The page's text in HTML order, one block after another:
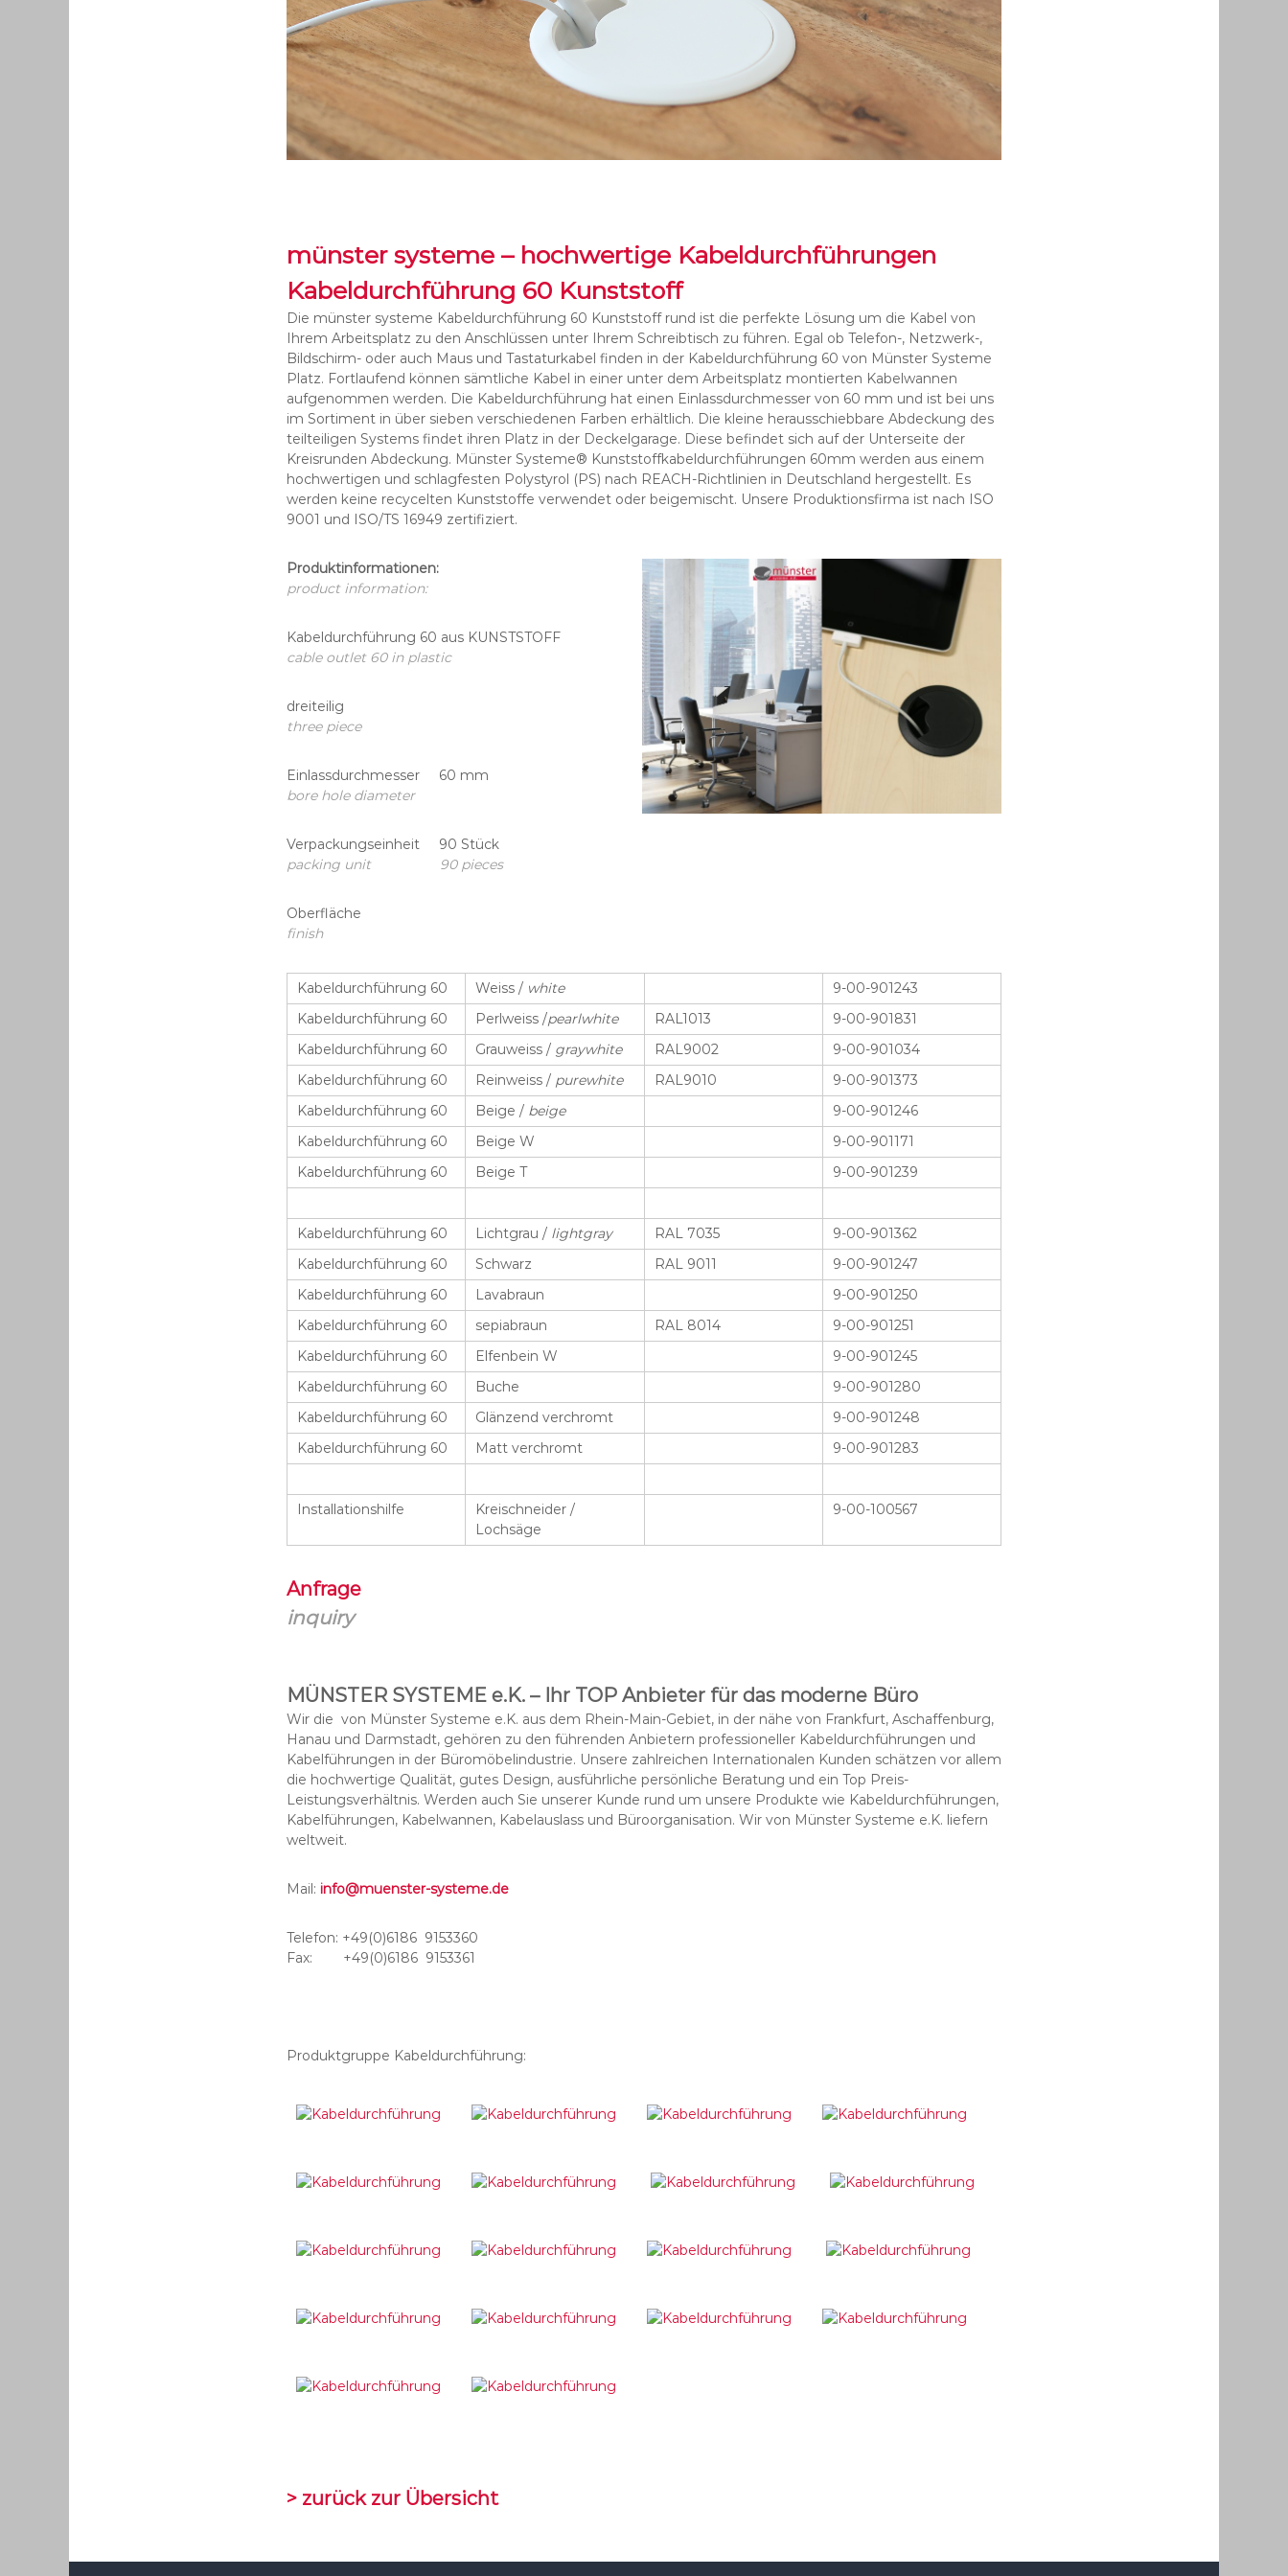
münster systeme – hochwertige Kabeldurchführungen
Kabeldurchführung 60 Kunststoff
Die münster systeme Kabeldurchführung 60 Kunststoff rund ist die perfekte Lösung um die Kabel von
Ihrem Arbeitsplatz zu den Anschlüssen unter Ihrem Schreibtisch zu führen. Egal ob Telefon-, Netzwerk-,
Bildschirm- oder auch Maus und Tastaturkabel finden in der Kabeldurchführung 60 von Münster Systeme
Platz. Fortlaufend können sämtliche Kabel in einer unter dem Arbeitsplatz montierten Kabelwannen
aufgenommen werden. Die Kabeldurchführung hat einen Einlassdurchmesser von 60 mm und ist bei uns
im Sortiment in über sieben verschiedenen Farben erhältlich. Die kleine herausschiebbare Abdeckung des
teilteiligen Systems findet ihren Platz in der Deckelgarage. Diese befindet sich auf der Unterseite der
Kreisrunden Abdeckung. Münster Systeme® Kunststoffkabeldurchführungen 60mm werden aus einem
hochwertigen und schlagfesten Polystyrol (PS) nach REACH-Richtlinien in Deutschland hergestellt. Es
werden keine recycelten Kunststoffe verwendet oder beigemischt. Unsere Produktionsfirma ist nach ISO
9001 und ISO/TS 16949 zertifiziert.
Produktinformationen:
product information:
Kabeldurchführung 60 aus KUNSTSTOFF
cable outlet 60 in plastic
dreiteilig
three piece
Einlassdurchmesser 60 mm
bore hole diameter
Verpackungseinheit 90 Stück
packing unit 90 pieces
Oberfläche
finish
Kabeldurchführung 60 Weiss / white
9-00-901243
Kabeldurchführung 60
Perlweiss /pearlwhite RAL1013
9-00-901831
Kabeldurchführung 60
Grauweiss / graywhite RAL9002
9-00-901034
Kabeldurchführung 60
Reinweiss / purewhite RAL9010
9-00-901373
Kabeldurchführung 60
Beige / beige
9-00-901246
Kabeldurchführung 60
Beige W
9-00-901171
Kabeldurchführung 60
Beige T 9-00-901239
Kabeldurchführung 60 Lichtgrau / lightgray RAL 7035
9-00-901362
Kabeldurchführung 60
Schwarz RAL 9011
9-00-901247
Kabeldurchführung 60
Lavabraun
9-00-901250
Kabeldurchführung 60
sepiabraun RAL 8014
9-00-901251
Kabeldurchführung 60
Elfenbein W
9-00-901245
Kabeldurchführung 60
Buche
9-00-901280
Kabeldurchführung 60
Glänzend verchromt
9-00-901248
Kabeldurchführung 60
Matt verchromt 9-00-901283
Installationshilfe
Kreischneider /
Lochsäge
9-00-100567
Anfrage
inquiry
MÜNSTER SYSTEME e.K. – Ihr TOP Anbieter für das moderne Büro
Wir die von Münster Systeme e.K. aus dem Rhein-Main-Gebiet, in der nähe von Frankfurt, Aschaffenburg,
Hanau und Darmstadt, gehören zu den führenden Anbietern professioneller Kabeldurchführungen und
Kabelführungen in der Büromöbelindustrie. Unsere zahlreichen Internationalen Kunden schätzen vor allem
die hochwertige Qualität, gutes Design, ausführliche persönliche Beratung und ein Top Preis-
Leistungsverhältnis. Werden auch Sie unserer Kunde rund um unsere Produkte wie Kabeldurchführungen,
Kabelführungen, Kabelwannen, Kabelauslass und Büroorganisation. Wir von Münster Systeme e.K. liefern
weltweit.
Mail: info@muenster-systeme.de
Telefon: +49(0)6186 9153360
Fax: +49(0)6186 9153361
Produktgruppe Kabeldurchführung:
> zurück zur Übersicht